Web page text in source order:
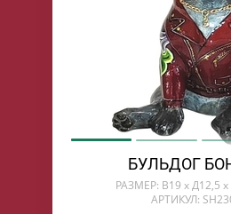
БУЛЬДОГ
РАЗМЕР: В19 х Д12,5
АРТИКУЛ: